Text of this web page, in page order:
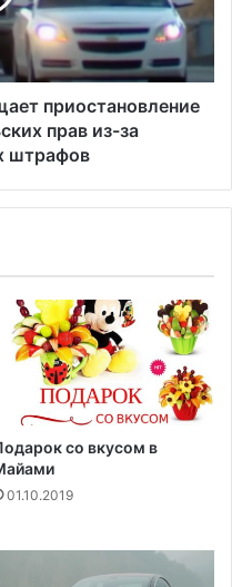
приостановление
прав из-за
штрафов
со вкусом в
01.10.2019